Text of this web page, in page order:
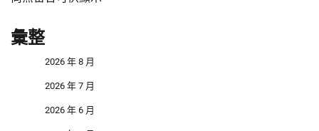
彙整
2026 年 8 月
2026 年 7 月
2026 年 6 月